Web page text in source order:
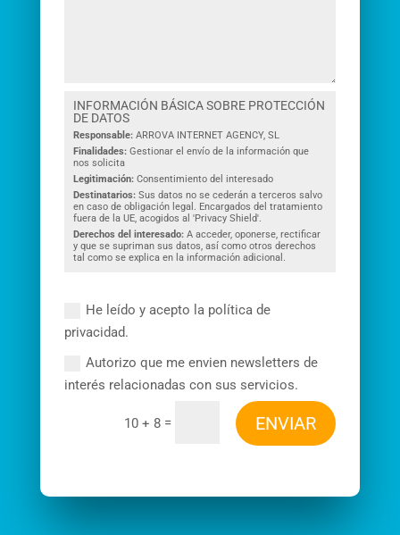
INFORMACIÓN BÁSICA SOBRE PROTECCIÓN
DE DATOS
Responsable:ARROVA INTERNET AGENCY, SL
Finalidades:Gestionar el envío de la información que
nos solicita
Legitimación: Consentimiento del interesado
Destinatarios:Sus datos no se cederán a terceros salvo
en caso de obligación legal. Encargados del tratamiento
fuera de la UE, acogidos al 'Privacy Shield'.
Derechos del interesado:A acceder, oponerse, rectificar
y que se supriman sus datos, así como otros derechos
tal como se explica en la información adicional.
He leído y acepto la política de
privacidad.
Autorizo que me envien newsletters de
interés relacionadas con sus servicios.
10 + 8 = ENVIAR